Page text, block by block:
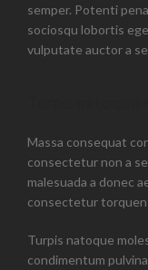
semper. Potenti
sociosqu lobortis
vulputate auctor a
Massa consequat
consectetur non a
malesuada a donec
consectetur
Turpis natoque
condimentum